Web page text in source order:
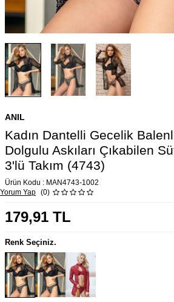
ANIL
Kadın Dantelli Gecelik
Dolgulu Askıları Çıkabilen
3'lü Takım (4743)
Ürün Kodu : MAN4743-1002
Yorum Yap (0)
179,91 TL
Renk Seçiniz.